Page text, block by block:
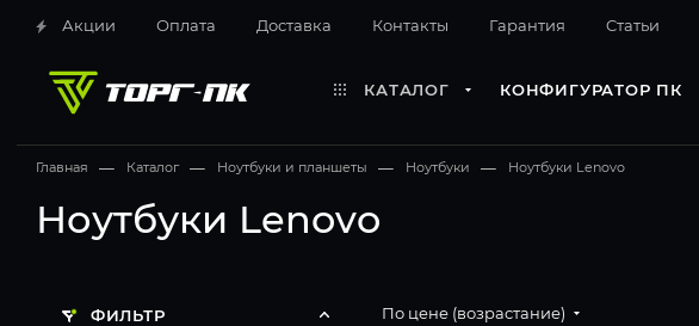
Акции Оплата Доставка Контакты Гарантия Cтатьи
КАТАЛОГ КОНФИГУРАТОР ПК
Главная — Каталог — Ноутбуки и планшеты — Ноутбуки — Ноутбуки Lenovo
Ноутбуки Lenovo
По цене (возрастание)
ФИЛЬТР